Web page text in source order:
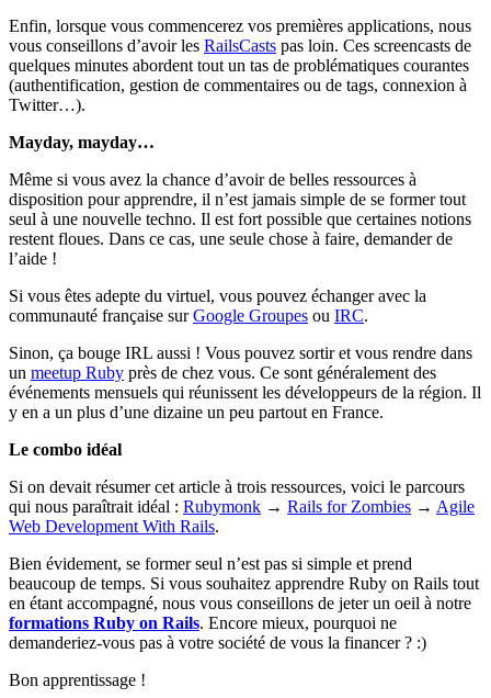
Enfin, lorsque vous commencerez vos premières applications, nous
vous conseillons d’avoir les RailsCasts pas loin. Ces screencasts de
quelques minutes abordent tout un tas de problématiques courantes
(authentification, gestion de commentaires ou de tags, connexion à
Twitter…).
Mayday, mayday…
Même si vous avez la chance d’avoir de belles ressources à
disposition pour apprendre, il n’est jamais simple de se former tout
seul à une nouvelle techno. Il est fort possible que certaines notions
restent floues. Dans ce cas, une seule chose à faire, demander de
l’aide !
Si vous êtes adepte du virtuel, vous pouvez échanger avec la
communauté française surGoogle Groupes ou IRC.
Sinon, ça bouge IRL aussi ! Vous pouvez sortir et vous rendre dans
un meetup Ruby près de chez vous. Ce sont généralement des
événements mensuels qui réunissent les développeurs de la région. Il
y en a un plus d’une dizaine un peu partout en France.
Le combo idéal
Si on devait résumer cet article à trois ressources, voici le parcours
qui nous paraîtrait idéal : Rubymonk → Rails for Zombies → Agile
Web Development With Rails.
Bien évidement, se former seul n’est pas si simple et prend
beaucoup de temps. Si vous souhaitez apprendre Ruby on Rails tout
en étant accompagné, nous vous conseillons de jeter un oeil à notre
formations Ruby on Rails. Encore mieux, pourquoi ne
demanderiez-vous pas à votre société de vous la financer ? :)
Bon apprentissage !